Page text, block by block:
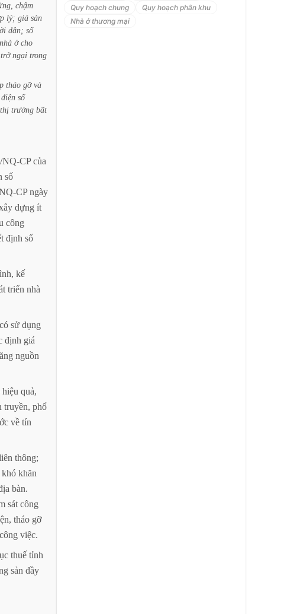
chậm
lý; giá sản
dân; số
nhà ở cho
trở ngại trong
tháo gỡ và
điện số
thị trường bất
NQ-CP của
số
CP ngày
dựng ít
công
định số
kế
triển nhà
có sử dụng
định giá
nguồn
hiệu quả,
truyền, phổ
về tín
thông;
khó khăn
bàn.
sát công
tháo gỡ
công việc.
thuế tỉnh
sản đầy
Quy hoạch chung
Quy hoạch phân khu
Nhà ở thương mại